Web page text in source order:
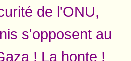
de l'ONU,
s'opposent au
! La honte !